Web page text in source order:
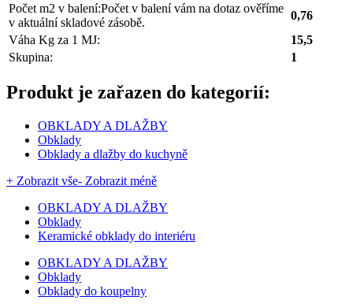
Počet m2 v balení:Počet v balení vám na dotaz ověříme
v aktuální skladové zásobě.
0,76
Váha Kg za 1 MJ:
15,5
Skupina:
1
Produkt je zařazen do kategorií:
OBKLADY A DLAŽBY
Obklady
Obklady a dlažby do kuchyně
+ Zobrazit vše- Zobrazit méně
OBKLADY A DLAŽBY
Obklady
Keramické obklady do interiéru
OBKLADY A DLAŽBY
Obklady
Obklady do koupelny